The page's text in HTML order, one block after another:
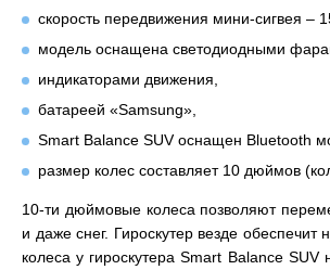
cкорость передвижения мини-сигвея –
модель оснащена светодиодными
индикаторами движения,
батареей «Samsung»,
Smart Balance SUV оснащен Bluetooth
размер колес составляет 10 дюймов
10-ти дюймовые колеса позволяют
и даже снег. Гироскутер везде
колеса у гироскутера Smart Balance